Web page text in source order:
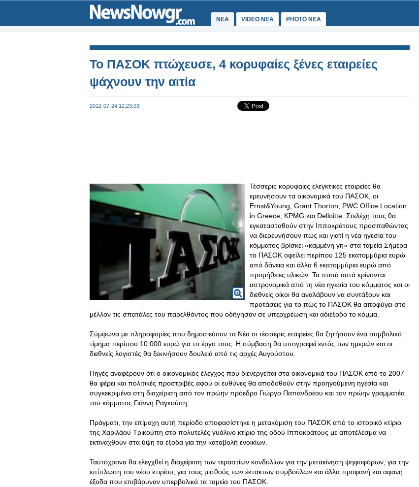
ΝΕΑ VIDEO NEA PHOTO NEA
Το ΠΑΣΟΚ πτώχευσε, 4 κορυφαίες ξένες εταιρείες
ψάχνουν την αιτία
2012-07-24 12:23:03
Τέσσερις κορυφαίες ελεγκτικές εταιρείες θα
ερευνήσουν τα οικονομικά του ΠΑΣΟΚ, οι
Εrnst&Young, Grant Thorton, PWC Office Location
in Greece, KPMG και Delloitte. Στελέχη τους θα
εγκατασταθούν στην Ιπποκράτους προσπαθώντας
να διερευνήσουν πώς και γιατί η νέα ηγεσία του
κόμματος βρίσκει «καμμένη γη» στα ταμεία Σήμερα
το ΠΑΣΟΚ οφείλει περίπου 125 εκατομμύρια ευρώ
από δάνεια και άλλα 6 εκατομμύρια ευρώ από
προμήθειες υλικών. Τα ποσά αυτά κρίνονται
αστρονομικά από τη νέα ηγεσία του κόμματος και οι
διεθνείς οίκοι θα αναλάβουν να συντάξουν και
προτάσεις για το πώς το ΠΑΣΟΚ θα αποφύγει στο
μέλλον τις σπατάλες του παρελθόντος που οδήγησαν σε υπερχρέωση και αδιέξοδο το κόμμα.
Σύμφωνα με πληροφορίες που δημοσιεύουν τα Νέα οι τέσσερις εταιρείες θα ζητήσουν ένα συμβολικό
τίμημα περίπου 10.000 ευρώ για το έργο τους. Η σύμβαση θα υπογραφεί εντός των ημερών και οι
διεθνείς λογιστές θα ξεκινήσουν δουλειά από τις αρχές Αυγούστου.
Πηγές αναφέρουν ότι ο οικονομικός έλεγχος που διενεργείται στα οικονομικά του ΠΑΣΟΚ από το 2007
θα φέρει και πολιτικές προστριβές αφού οι ευθύνες θα αποδοθούν στην προηγούμενη ηγεσία και
συγκεκριμένα στη διαχείριση από τον πρώην πρόεδρο Γιώργο Παπανδρέου και τον πρώην γραμματέα
του κόμματος Γιάννη Ραγκούση.
Πράγματι, την επίμαχη αυτή περίοδο αποφασίστηκε η μετακόμιση του ΠΑΣΟΚ από το ιστορικό κτίριο
της Χαριλάου Τρικούπη στο πολυτελές γυάλινο κτίριο της οδού Ιπποκράτους με αποτέλεσμα να
εκτιναχθούν στα ύψη τα έξοδα για την καταβολή ενοικίων.
Ταυτόχρονα θα ελεγχθεί η διαχείριση των τεραστίων κονδυλίων για την μετακίνηση ψηφοφόρων, για την
επίπλωση του νέου κτιρίου, για τους μισθούς των έκτακτων συμβούλων και άλλα προφανή και αφανή
έξοδα που επιβάρυναν υπερβολικά τα ταμεία του ΠΑΣΟΚ.